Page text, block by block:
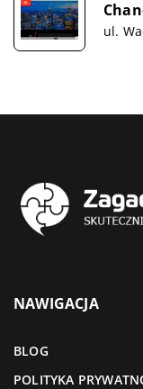
ul.
NAWIGACJA
BLOG
POLITYKA